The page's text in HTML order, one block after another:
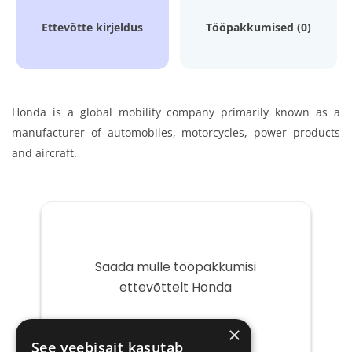
Ettevõtte kirjeldus Tööpakkumised (0)
Honda is a global mobility company primarily known as a
manufacturer of automobiles, motorcycles, power products
and aircraft.
Saada mulle tööpakkumisi
ettevõttelt Honda
post
×
See veebisait kasutab